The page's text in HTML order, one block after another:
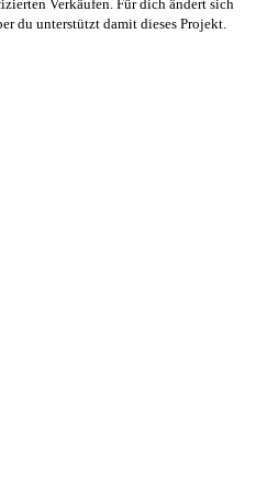
Verkäufen. Für dich ändert sich
du unterstützt damit dieses Projekt.